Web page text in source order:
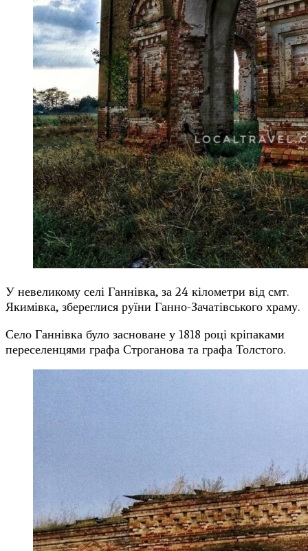
У невеликому селі Ганнівка, за 24 кілометри від смт.
Якимівка, збереглися руїни Ганно-Зачатівського храму.
Село Ганнівка було засноване у 1818 році кріпаками
переселенцями графа Строганова та графа Толстого.